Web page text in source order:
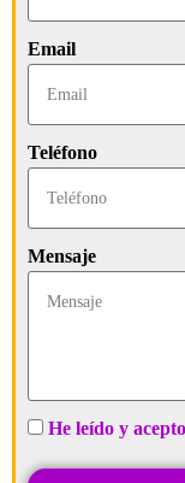
Email
Teléfono
Mensaje
He leído y